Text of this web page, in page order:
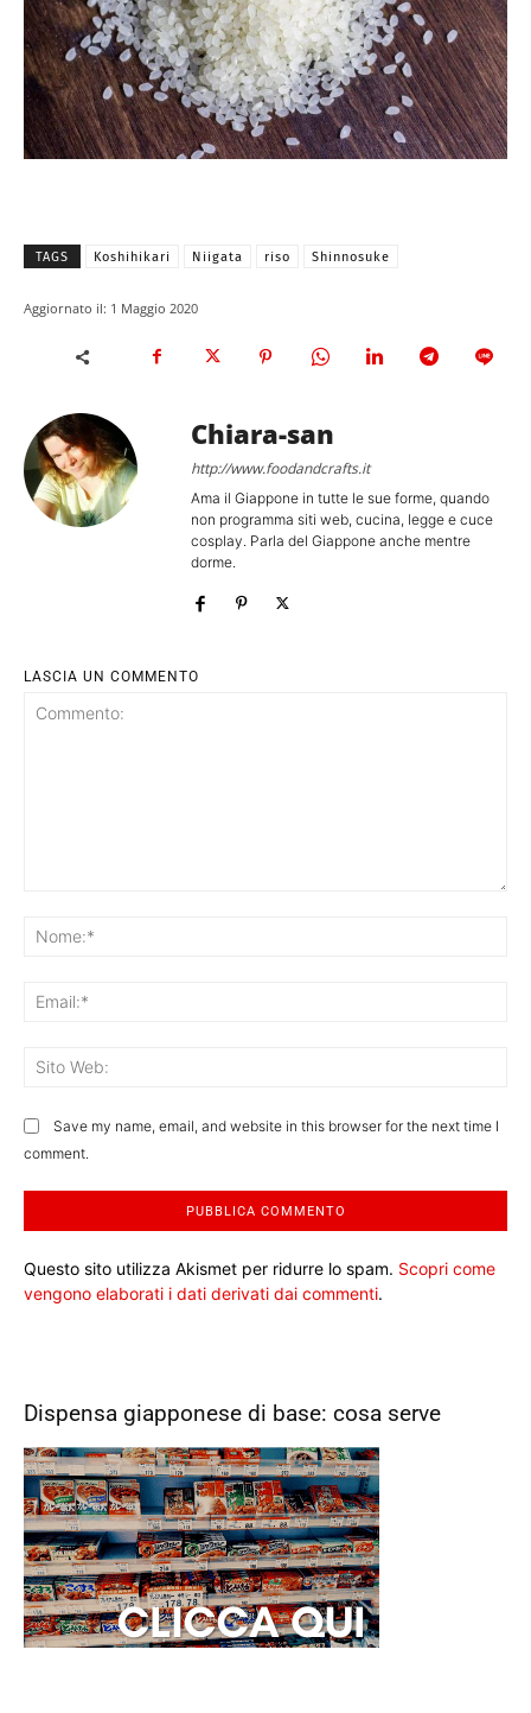
TAGS Koshihikari Niigata riso Shinnosuke
Aggiornato il: 1 Maggio 2020
Chiara-san
http://www.foodandcrafts.it
Ama il Giappone in tutte le sue forme, quando
non programma siti web, cucina, legge e cuce
cosplay. Parla del Giappone anche mentre
dorme.
LASCIA UN COMMENTO
Save my name, email, and website in this browser for the next time I
comment.
Questo sito utilizza Akismet per ridurre lo spam. Scopri come
vengono elaborati i dati derivati dai commenti.
Dispensa giapponese di base: cosa serve